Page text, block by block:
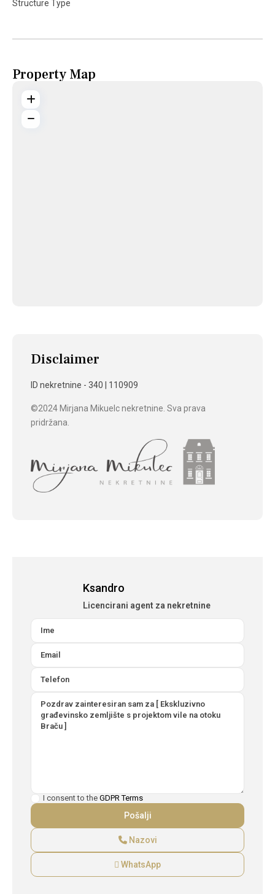
Structure Type
Property Map
Disclaimer
ID nekretnine - 340 | 110909
©2024 Mirjana Mikuelc nekretnine. Sva prava
pridržana.
Ksandro
Licencirani agent za nekretnine
I consent to the GDPR Terms
Nazovi
WhatsApp